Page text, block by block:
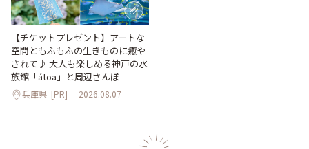
【チケットプレゼント】アートな
空間ともふもふの生きものに癒や
されて♪ 大人も楽しめる神戸の水
族館「átoa」と周辺さんぽ
兵庫県 [PR] 2026.08.07